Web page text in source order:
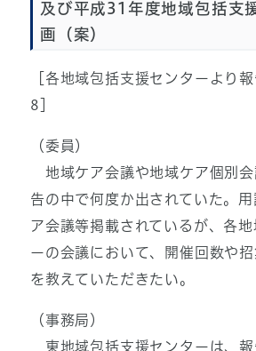
及び平成31年度地域包括支
画（案）
［各地域包括支援センターより
8］
（委員）
地域ケア会議や地域ケア個別会
告の中で何度か出されていた。
ア会議等掲載されているが、各
ーの会議において、開催回数や
を教えていただきたい。
（事務局）
東地域包括支援センターは、報